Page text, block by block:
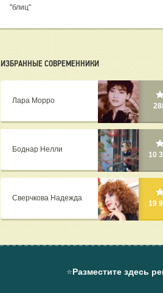
"блиц"
ИЗБРАННЫЕ СОВРЕМЕННИКИ
Лара Морро
Боднар Нелли
10
Сверчкова Надежда
19
⭐Разместите здесь